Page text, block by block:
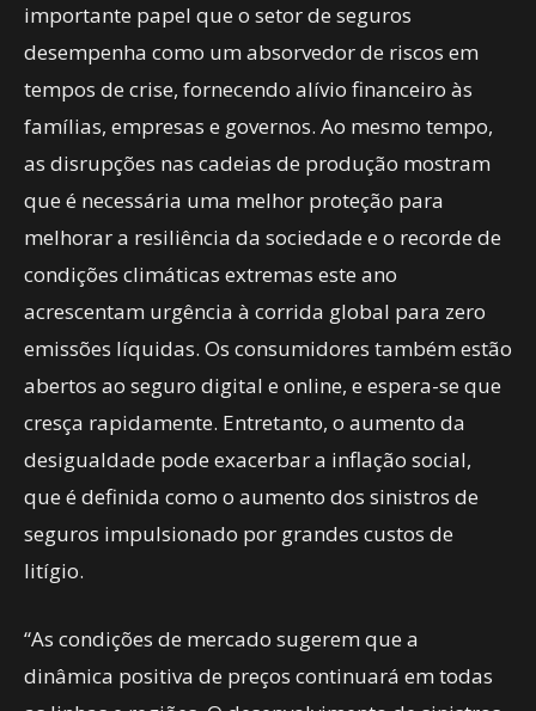
importante papel que o setor de seguros
desempenha como um absorvedor de riscos em
tempos de crise, fornecendo alívio financeiro às
famílias, empresas e governos. Ao mesmo tempo,
as disrupções nas cadeias de produção mostram
que é necessária uma melhor proteção para
melhorar a resiliência da sociedade e o recorde de
condições climáticas extremas este ano
acrescentam urgência à corrida global para zero
emissões líquidas. Os consumidores também estão
abertos ao seguro digital e online, e espera-se que
cresça rapidamente. Entretanto, o aumento da
desigualdade pode exacerbar a inflação social,
que é definida como o aumento dos sinistros de
seguros impulsionado por grandes custos de
litígio.
“As condições de mercado sugerem que a
dinâmica positiva de preços continuará em todas